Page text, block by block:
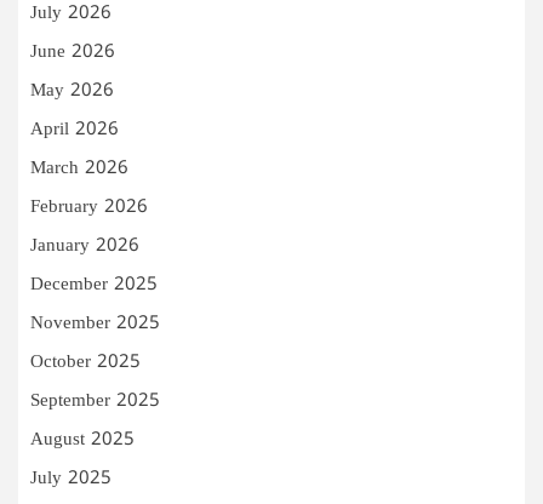
July 2026
June 2026
May 2026
April 2026
March 2026
February 2026
January 2026
December 2025
November 2025
October 2025
September 2025
August 2025
July 2025